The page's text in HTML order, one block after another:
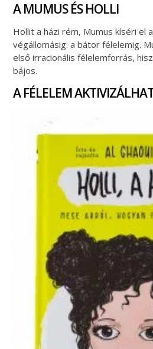
A MUMUS ÉS HOLLI
Hollit a házi rém, Mumus kíséri el
végállomásig: a bátor félelemig.
első irracionális félelemforrás,
bájos.
A FÉLELEM